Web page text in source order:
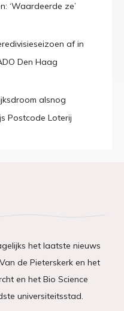
‘Waardeerde ze’
af in
Den Haag
alsnog
Postcode Loterij
het laatste nieuws
de Pieterskerk en het
en het Bio Science
universiteitsstad.